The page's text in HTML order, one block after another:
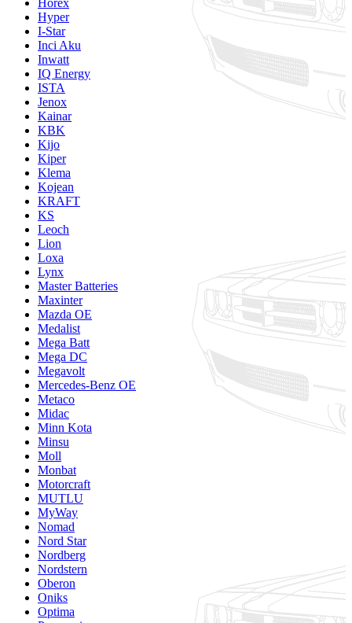
Horex
Hyper
I-Star
Inci Aku
Inwatt
IQ Energy
ISTA
Jenox
Kainar
KBK
Kijo
Kiper
Klema
Kojean
KRAFT
KS
Leoch
Lion
Loxa
Lynx
Master Batteries
Maxinter
Mazda OE
Medalist
Mega Batt
Mega DC
Megavolt
Mercedes-Benz OE
Metaco
Midac
Minn Kota
Minsu
Moll
Monbat
Motorcraft
MUTLU
MyWay
Nomad
Nord Star
Nordberg
Nordstern
Oberon
Oniks
Optima